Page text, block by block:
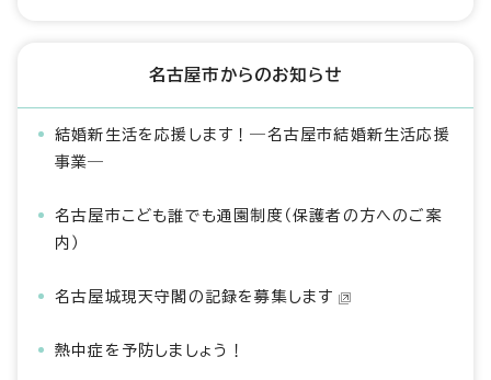
名古屋市からのお知らせ
結婚新生活を応援します！―名古屋市結婚新生活応援
事業―
名古屋市こども誰でも通園制度（保護者の方へのご案
内）
名古屋城現天守閣の記録を募集します
熱中症を予防しましょう！